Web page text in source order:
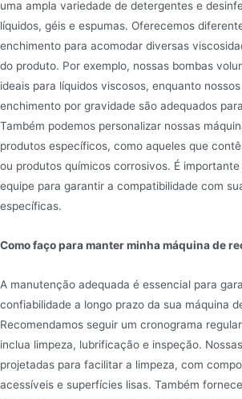
uma ampla variedade de detergentes e
líquidos, géis e espumas. Oferecemos
enchimento para acomodar diversas
do produto. Por exemplo, nossas bombas
ideais para líquidos viscosos, enquanto
enchimento por gravidade são adequados
Também podemos personalizar nossas
produtos específicos, como aqueles que
ou produtos químicos corrosivos. É
equipe para garantir a compatibilidade com
específicas.
Como faço para manter minha máquina de
A manutenção adequada é essencial para
confiabilidade a longo prazo da sua máquina
Recomendamos seguir um cronograma
inclua limpeza, lubrificação e inspeção.
projetadas para facilitar a limpeza, com
acessíveis e superfícies lisas. Também